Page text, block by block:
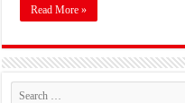
Read More »